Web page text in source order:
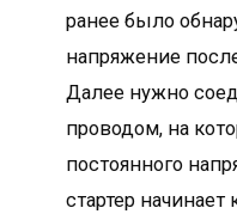
ранее было
напряжение
Далее нужно
проводом, на
постоянного
стартер